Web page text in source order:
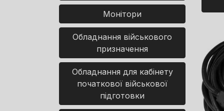
Монітори
Обладнання військового
призначення
Обладнання для кабінету
початкової військової
підготовки